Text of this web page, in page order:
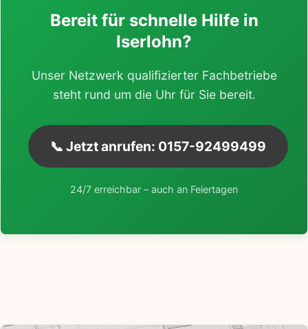
Bereit für schnelle Hilfe in
Iserlohn?
Unser Netzwerk qualifizierter Fachbetriebe
steht rund um die Uhr für Sie bereit.
📞 Jetzt anrufen: 0157-92499499
24/7 erreichbar – auch an Feiertagen